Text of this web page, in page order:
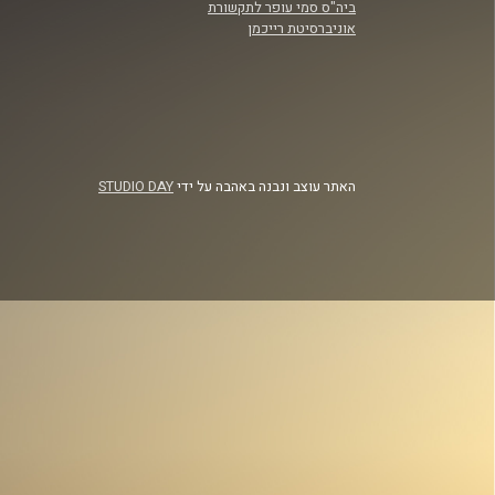
ביה"ס סמי עופר לתקשורת
אוניברסיטת רייכמן
האתר עוצב ונבנה באהבה על ידיSTUDIO DAY